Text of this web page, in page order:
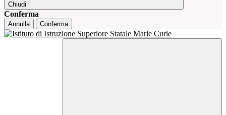
Chiudi
Conferma
Annulla Conferma